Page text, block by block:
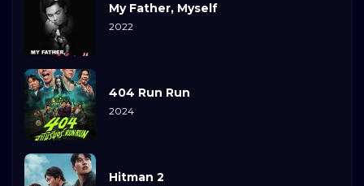
My Father, Myself
2022
404 Run Run
2024
Hitman 2